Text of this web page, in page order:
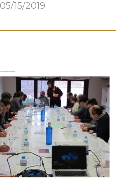
05/15/2019